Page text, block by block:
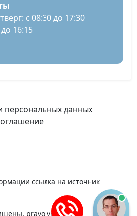
с 08:30 до 17:30
16:15
персональных данных
ссылка на источник
pravo.vnmsk.ru.